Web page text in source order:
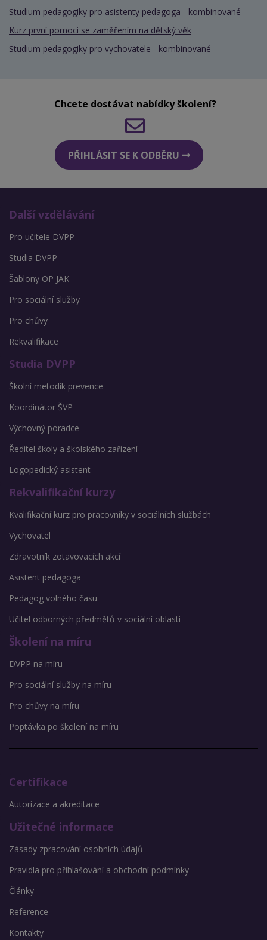
Studium pedagogiky pro asistenty pedagoga - kombinované
Kurz první pomoci se zaměřením na dětský věk
Studium pedagogiky pro vychovatele - kombinované
Chcete dostávat nabídky školení?
PŘIHLÁSIT SE K ODBĚRU
Další vzdělávání
Pro učitele DVPP
Studia DVPP
Šablony OP JAK
Pro sociální služby
Pro chůvy
Rekvalifikace
Studia DVPP
Školní metodik prevence
Koordinátor ŠVP
Výchovný poradce
Ředitel školy a školského zařízení
Logopedický asistent
Rekvalifikační kurzy
Kvalifikační kurz pro pracovníky v sociálních službách
Vychovatel
Zdravotník zotavovacích akcí
Asistent pedagoga
Pedagog volného času
Učitel odborných předmětů v sociální oblasti
Školení na míru
DVPP na míru
Pro sociální služby na míru
Pro chůvy na míru
Poptávka po školení na míru
Certifikace
Autorizace a akreditace
Užitečné informace
Zásady zpracování osobních údajů
Pravidla pro přihlašování a obchodní podmínky
Články
Reference
Kontakty